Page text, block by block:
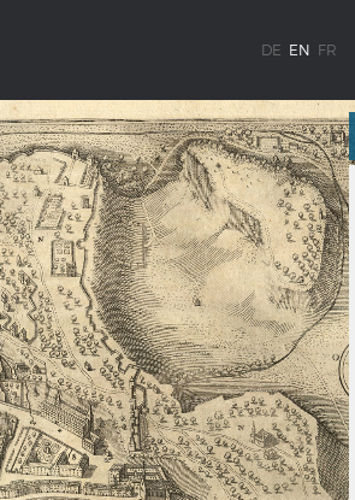
DE EN FR
THE RHINE FROM BASEL TO KOBLENZ
Entirely new depiction of the Rhine river
1794
Details of the historical map
French-German history alongside the